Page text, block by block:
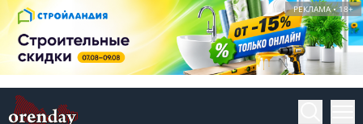
РЕКЛАМА • 18+